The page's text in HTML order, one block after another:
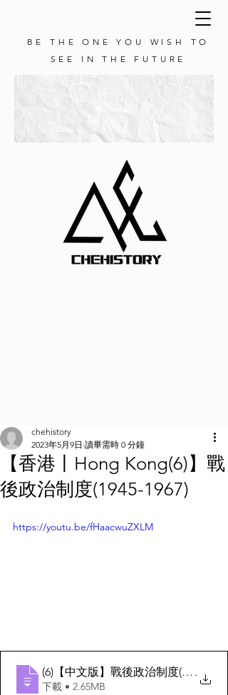
BE THE ONE YOU WISH TO
SEE IN THE FUTURE
【香港丨Hong Kong(6)】戰
後政治制度(1945-1967)
chehistory
2023年5月9日 讀畢需時 0 分鐘
https://youtu.be/fHaacwuZXLM
(6)【中文版】戰後政治制度(1945-1967)
.
下載 • 2.65MB